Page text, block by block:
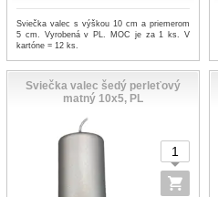
Sviečka valec s výškou 10 cm a priemerom
5 cm. Vyrobená v PL. MOC je za 1 ks. V
kartóne = 12 ks.
Sviečka valec šedý perleťový
matný 10x5, PL